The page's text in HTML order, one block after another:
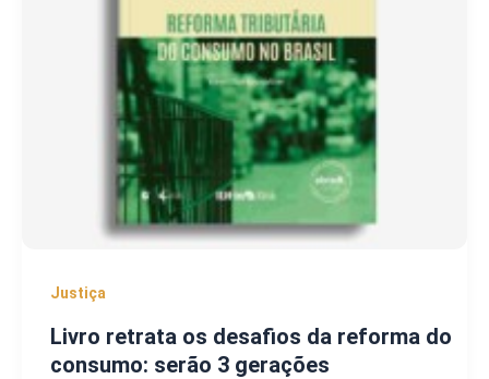
Justiça
Livro retrata os desafios da reforma do
consumo: serão 3 gerações